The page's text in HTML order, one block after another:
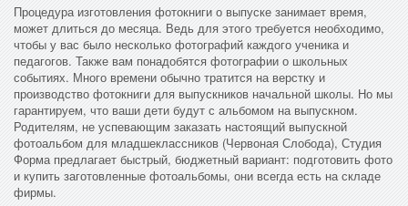
Процедура изготовления фотокниги о выпуске занимает время,
может длиться до месяца. Ведь для этого требуется необходимо,
чтобы у вас было несколько фотографий каждого ученика и
педагогов. Также вам понадобятся фотографии о школьных
событиях. Много времени обычно тратится на верстку и
производство фотокниги для выпускников начальной школы. Но мы
гарантируем, что ваши дети будут с альбомом на выпускном.
Родителям, не успевающим заказать настоящий выпускной
фотоальбом для младшеклассников (Червоная Слобода), Студия
Форма предлагает быстрый, бюджетный вариант: подготовить фото
и купить заготовленные фотоальбомы, они всегда есть на складе
фирмы.